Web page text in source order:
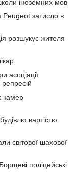
іноземних мов
Peugeot затисло в
розшукує жителя
асоціації
камер
вартістю
світової шахової
поліцейські